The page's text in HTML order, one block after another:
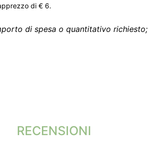
di € 6.
di spesa o quantitativo richiesto;
RECENSIONI